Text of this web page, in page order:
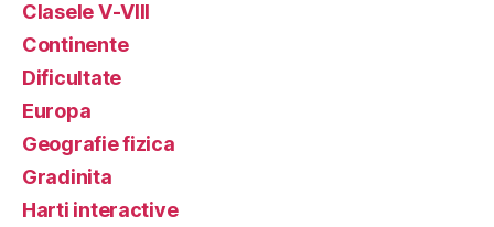
Clasele V-VIII
Continente
Dificultate
Europa
Geografie fizica
Gradinita
Harti interactive